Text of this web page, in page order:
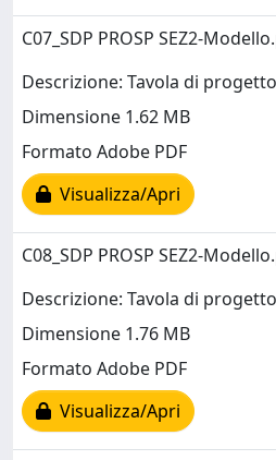
C07_SDP PROSP SEZ2-
Descrizione: Tavola di
Dimensione 1.62 MB
Formato Adobe PDF
Visualizza/Apri
C08_SDP PROSP SEZ2-
Descrizione: Tavola di
Dimensione 1.76 MB
Formato Adobe PDF
Visualizza/Apri